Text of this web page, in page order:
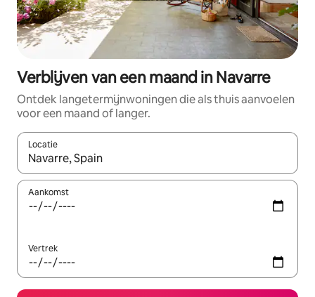
Verblijven van een maand in Navarre
Ontdek langetermijnwoningen die als thuis aanvoelen
voor een maand of langer.
Locatie
Wanneer er resultaten beschikbaar zijn, maak je een keuze
Aankomst
Vertrek